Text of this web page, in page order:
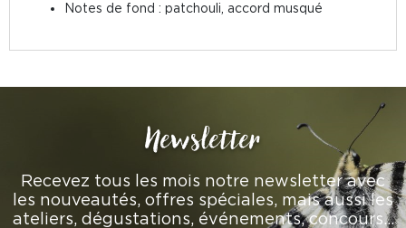
Notes de fond : patchouli, accord musqué
Newsletter
Recevez tous les mois notre newsletter avec
les nouveautés, offres spéciales, mais aussi les
ateliers, dégustations, événements, concours…